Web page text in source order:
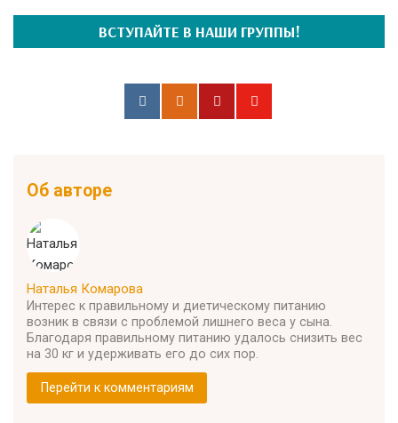
ВСТУПАЙТЕ В НАШИ ГРУППЫ!
Об авторе
Наталья Комарова
Интерес к правильному и диетическому питанию
возник в связи с проблемой лишнего веса у сына.
Благодаря правильному питанию удалось снизить вес
на 30 кг и удерживать его до сих пор.
Перейти к комментариям